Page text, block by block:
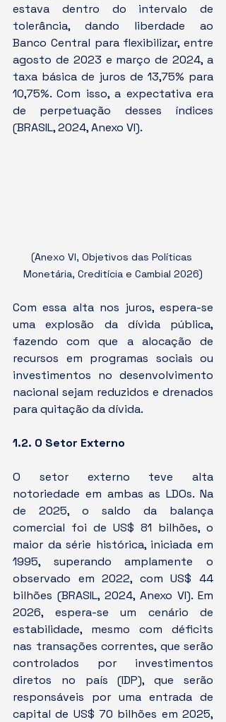
estava dentro do intervalo de
tolerância, dando liberdade ao
Banco Central para flexibilizar, entre
agosto de 2023 e março de 2024, a
taxa básica de juros de 13,75% para
10,75%. Com isso, a expectativa era
de perpetuação desses índices
(BRASIL, 2024, Anexo VI).
(Anexo VI, Objetivos das Políticas
Monetária, Creditícia e Cambial 2026)
Com essa alta nos juros, espera-se
uma explosão da dívida pública,
fazendo com que a alocação de
recursos em programas sociais ou
investimentos no desenvolvimento
nacional sejam reduzidos e drenados
para quitação da dívida.
1.2. O Setor Externo
O setor externo teve alta
notoriedade em ambas as LDOs. Na
de 2025, o saldo da balança
comercial foi de US$ 81 bilhões, o
maior da série histórica, iniciada em
1995, superando amplamente o
observado em 2022, com US$ 44
bilhões (BRASIL, 2024, Anexo VI). Em
2026, espera-se um cenário de
estabilidade, mesmo com déficits
nas transações correntes, que serão
controlados por investimentos
diretos no país (IDP), que serão
responsáveis por uma entrada de
capital de US$ 70 bilhões em 2025,